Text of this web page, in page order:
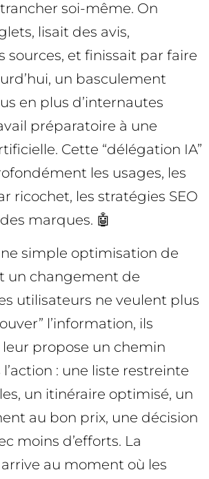
soi-même. On
lisait des avis,
sources, et finissait par faire
un basculement
en plus d’internautes
préparatoire à une
Cette “délégation IA”
les usages, les
ricochet, les stratégies SEO
marques. 🤖
simple optimisation de
un changement de
utilisateurs ne veulent plus
l’information, ils
leur propose un chemin
: une liste restreinte
un itinéraire optimisé, un
au bon prix, une décision
moins d’efforts. La
au moment où les